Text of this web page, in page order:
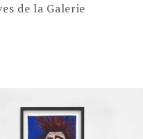
de la Galerie